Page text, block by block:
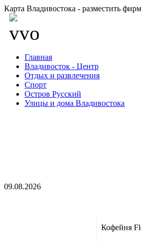
Карта Владивостока - разместить
Главная
Владивосток - Центр
Отдых и развлечения
Спорт
Остров Русский
Улицы и дома Владивостока
09.08.2026
Кофейня